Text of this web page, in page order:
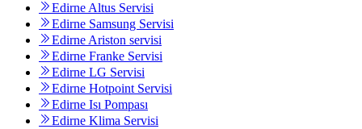
Edirne Altus Servisi
Edirne Samsung Servisi
Edirne Ariston servisi
Edirne Franke Servisi
Edirne LG Servisi
Edirne Hotpoint Servisi
Edirne Isı Pompası
Edirne Klima Servisi